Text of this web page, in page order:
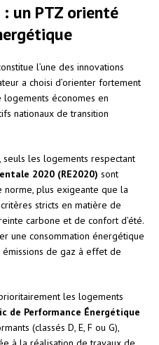
un PTZ orienté
l’une des innovations
a choisi d’orienter fortement
économes en
nationaux de transition
seuls les logements respectant
2020 (RE2020) sont
norme, plus exigeante que la
stricts en matière de
carbone et de confort d’été.
une consommation énergétique
de gaz à effet de
les logements
de Performance Énergétique
(classés D, E, F ou G),